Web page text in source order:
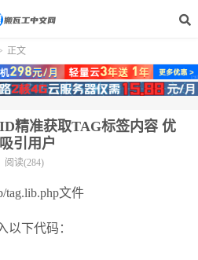
正文
精准获取TAG标签内容 优
引用户
阅读(284)
tag.lib.php文件
以下代码：